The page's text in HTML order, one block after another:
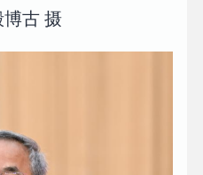
古 摄